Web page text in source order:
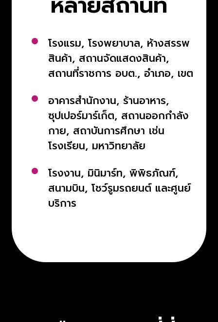
โรงแรม, โรงพยาบาล, ห้างสรรพ
สินค้า, สถานจัดแสดงสินค้า,
สถานที่ราชการ อบต., อำเภอ, เขต
อาคารสำนักงาน, ร้านอาหาร,
ซุปเปอร์มาร์เก็ต, สถานออกกำลัง
กาย, สถาบันการศึกษา เช่น
โรงเรียน, มหาวิทยาลัย
โรงงาน, มินิมาร์ท, พิพิธภัณฑ์,
สนามบิน, โชว์รูมรถยนต์ และศูนย์
บริการ